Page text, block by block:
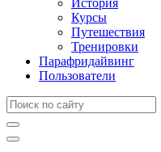
История
Курсы
Путешествия
Тренировки
Парафридайвинг
Пользователи